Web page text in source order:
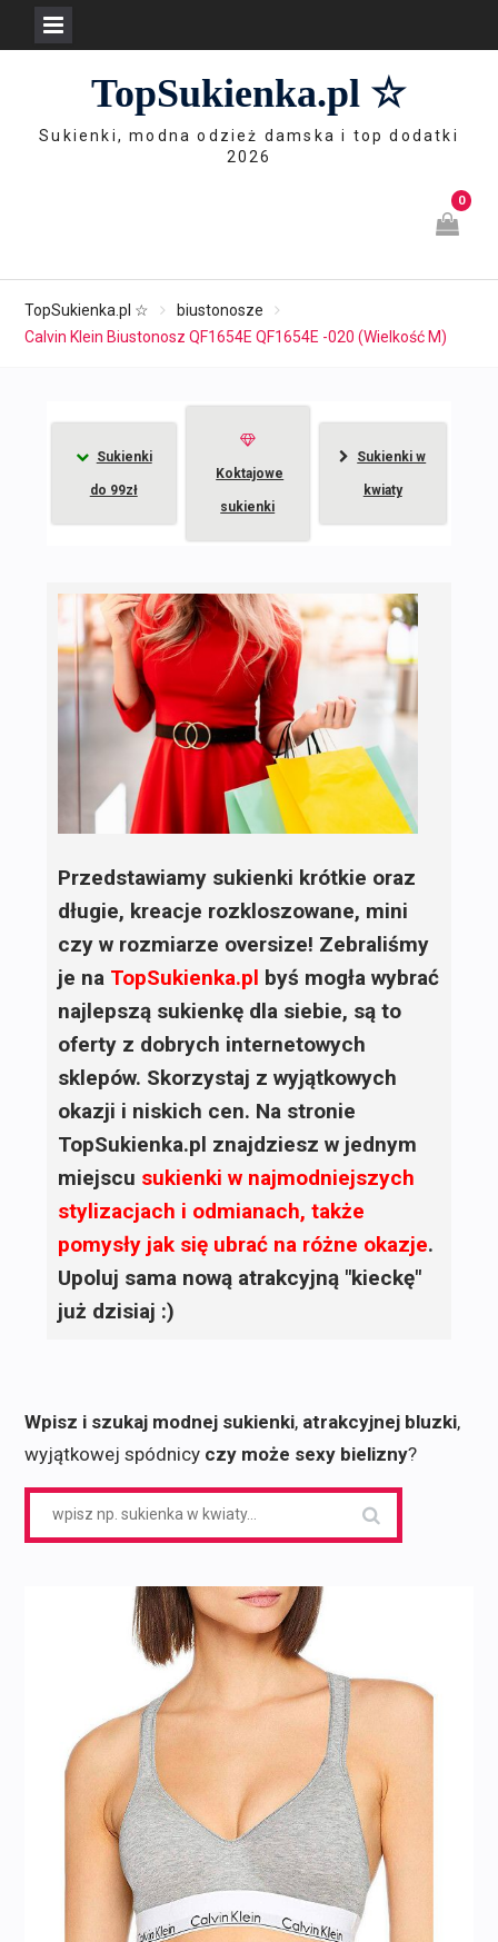
TopSukienka.pl ☆
Sukienki, modna odzież damska i top dodatki
2026
0
TopSukienka.pl ☆
biustonosze
Calvin Klein Biustonosz QF1654E QF1654E -020 (Wielkość M)
Sukienki
do 99zł
Koktajowe
sukienki
Sukienki w
kwiaty
Przedstawiamy sukienki krótkie oraz
długie, kreacje rozkloszowane, mini
czy w rozmiarze oversize! Zebraliśmy
je na TopSukienka.pl byś mogła wybrać
najlepszą sukienkę dla siebie, są to
oferty z dobrych internetowych
sklepów. Skorzystaj z wyjątkowych
okazji i niskich cen. Na stronie
TopSukienka.pl znajdziesz w jednym
miejscu sukienki w najmodniejszych
stylizacjach i odmianach, także
pomysły jak się ubrać na różne okazje.
Upoluj sama nową atrakcyjną "kieckę"
już dzisiaj :)
Wpisz i szukaj modnej sukienki, atrakcyjnej bluzki,
wyjątkowej spódnicy czy może sexy bielizny?